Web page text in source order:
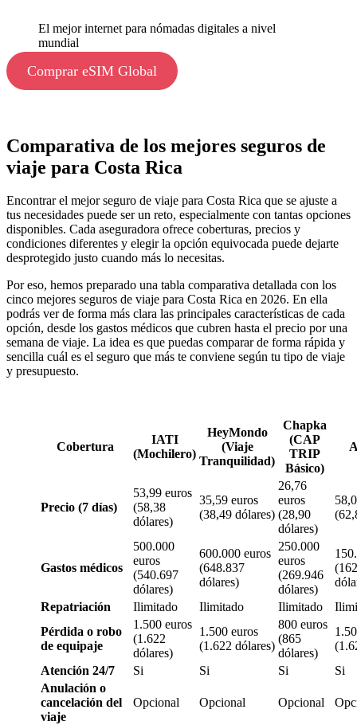
El mejor internet para nómadas digitales a nivel
mundial
Comprar eSIM Global
Comparativa de los mejores seguros de
viaje para Costa Rica
Encontrar el mejor seguro de viaje para Costa Rica que se ajuste a
tus necesidades puede ser un reto, especialmente con tantas opciones
disponibles. Cada aseguradora ofrece coberturas, precios y
condiciones diferentes y elegir la opción equivocada puede dejarte
desprotegido justo cuando más lo necesitas.
Por eso, hemos preparado una tabla comparativa detallada con los
cinco mejores seguros de viaje para Costa Rica en 2026. En ella
podrás ver de forma más clara las principales características de cada
opción, desde los gastos médicos que cubren hasta el precio por una
semana de viaje. La idea es que puedas comparar de forma rápida y
sencilla cuál es el seguro que más te conviene según tu tipo de viaje
y presupuesto.
Cobertura
IATI
(Mochilero)
HeyMondo
(Viaje
Tranquilidad)
Chapka
(CAP
TRIP
Básico)
Precio (7 días)
53,99 euros
(58,38
dólares)
35,59 euros
(38,49 dólares)
26,76
euros
(28,90
dólares)
Gastos médicos
500.000
euros
(540.697
dólares)
600.000 euros
(648.837
dólares)
250.000
euros
(269.946
dólares)
Repatriación
Ilimitado Ilimitado Ilimitado
Pérdida o robo
de equipaje
1.500 euros
(1.622
dólares)
1.500 euros
(1.622 dólares)
800 euros
(865
dólares)
Atención 24/7
Si Si Si
Si
Anulación o
cancelación del
viaje
Opcional Opcional Opcional